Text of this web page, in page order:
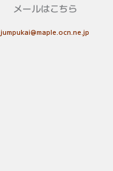
メールはこちら
jumpukai@maple.ocn.ne.jp